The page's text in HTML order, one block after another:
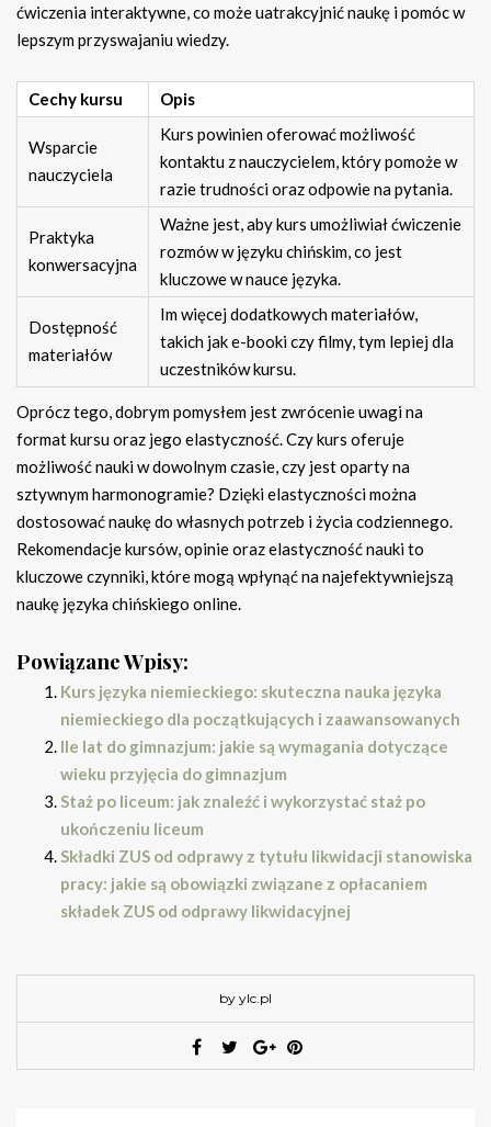
ćwiczenia interaktywne, co może uatrakcyjnić naukę i pomóc w
lepszym przyswajaniu wiedzy.
Cechy kursu Opis
Wsparcie
nauczyciela
Kurs powinien oferować możliwość
kontaktu z nauczycielem, który pomoże w
razie trudności oraz odpowie na pytania.
Praktyka
konwersacyjna
Ważne jest, aby kurs umożliwiał ćwiczenie
rozmów w języku chińskim, co jest
kluczowe w nauce języka.
Dostępność
materiałów
Im więcej dodatkowych materiałów,
takich jak e-booki czy filmy, tym lepiej dla
uczestników kursu.
Oprócz tego, dobrym pomysłem jest zwrócenie uwagi na
format kursu oraz jego elastyczność. Czy kurs oferuje
możliwość nauki w dowolnym czasie, czy jest oparty na
sztywnym harmonogramie? Dzięki elastyczności można
dostosować naukę do własnych potrzeb i życia codziennego.
Rekomendacje kursów, opinie oraz elastyczność nauki to
kluczowe czynniki, które mogą wpłynąć na najefektywniejszą
naukę języka chińskiego online.
Powiązane Wpisy:
Kurs języka niemieckiego: skuteczna nauka języka
niemieckiego dla początkujących i zaawansowanych
Ile lat do gimnazjum: jakie są wymagania dotyczące
wieku przyjęcia do gimnazjum
Staż po liceum: jak znaleźć i wykorzystać staż po
ukończeniu liceum
Składki ZUS od odprawy z tytułu likwidacji stanowiska
pracy: jakie są obowiązki związane z opłacaniem
składek ZUS od odprawy likwidacyjnej
by ylc.pl